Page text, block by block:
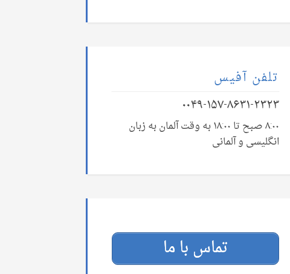
تلفن آفیس
۰۰۴۹-۱۵۷-۸۶۳۱-۲۳۲۳
۸:۰۰ صبح تا ۱۸:۰۰ به وقت آلمان به زبان
انگلیسی و آلمانی
تماس با ما